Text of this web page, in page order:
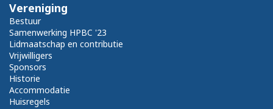
Vereniging
Bestuur
Samenwerking HPBC '23
Lidmaatschap en contributie
Vrijwilligers
Sponsors
Historie
Accommodatie
Huisregels